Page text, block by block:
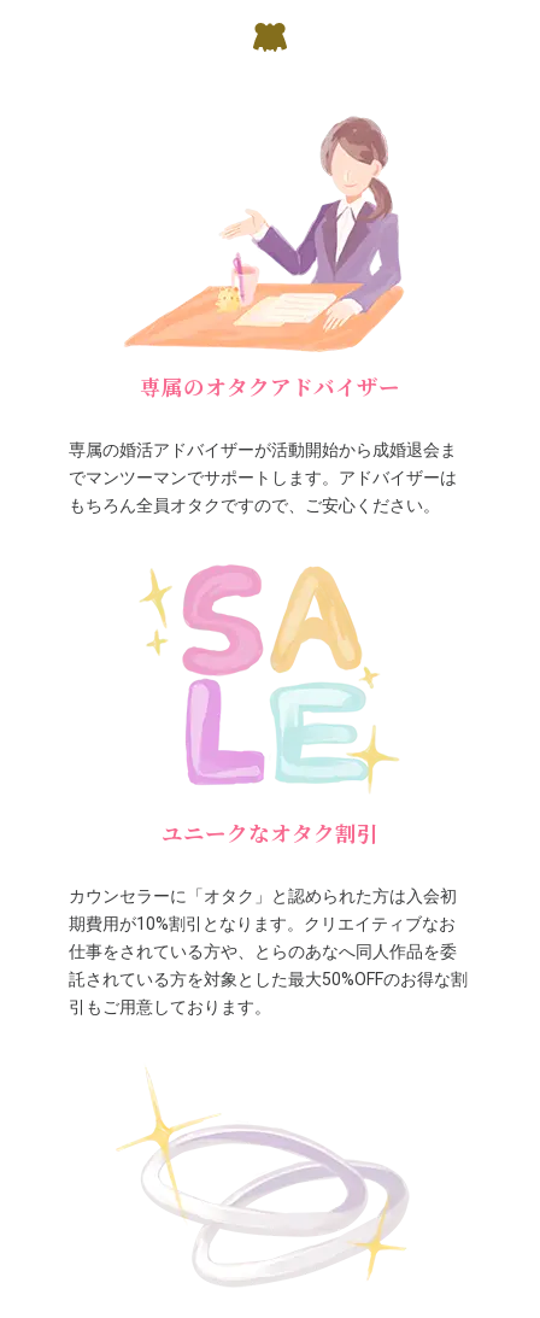
専属のオタクアドバイザー
専属の婚活アドバイザーが活動開始から成婚退会ま
でマンツーマンでサポートします。アドバイザーは
もちろん全員オタクですので、ご安心ください。
ユニークなオタク割引
カウンセラーに「オタク」と認められた方は入会初
期費用が10%割引となります。クリエイティブなお
仕事をされている方や、とらのあなへ同人作品を委
託されている方を対象とした最大50%OFFのお得な割
引もご用意しております。